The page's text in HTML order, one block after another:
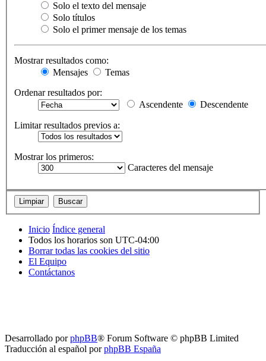
Solo el texto del mensaje
Solo títulos
Solo el primer mensaje de los temas
Mostrar resultados como:
Mensajes
Temas
Ordenar resultados por:
Ascendente
Descendente
Limitar resultados previos a:
Mostrar los primeros:
Caracteres del mensaje
Inicio Índice general
Todos los horarios son UTC-04:00
Borrar todas las cookies del sitio
El Equipo
Contáctanos
Desarrollado porphpBB® Forum Software © phpBB Limited
Traducción al español porphpBB España